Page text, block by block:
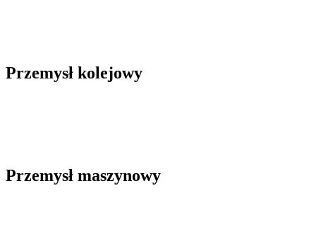
Przemysł kolejowy
Przemysł maszynowy